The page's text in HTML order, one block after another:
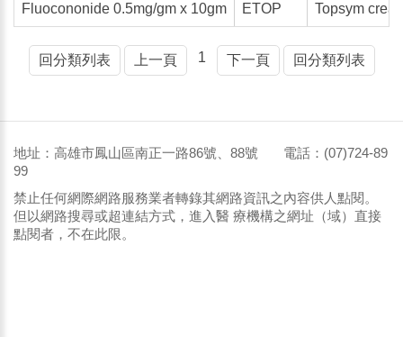
Fluocononide 0.5mg/gm x 10gm ETOP Topsym
回分類列表 上一頁 1 下一頁 回分類列表
地址：高雄市鳳山區南正一路86號、88號 電話：(07)724-89
99
禁止任何網際網路服務業者轉錄其網路資訊之內容供人點閱。
但以網路搜尋或超連結方式，進入醫 療機構之網址（域）直接
點閱者，不在此限。